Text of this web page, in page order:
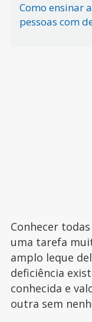
Como ensinar
pessoas com
Conhecer
uma tarefa
amplo leque
deficiência
conhecida e
outra sem